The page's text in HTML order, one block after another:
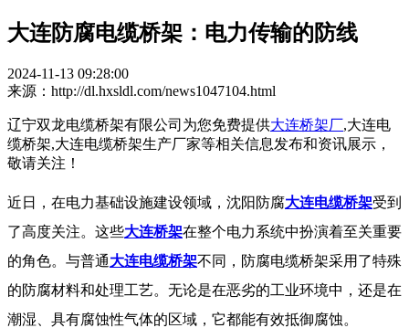
大连防腐电缆桥架：电力传输的防线
2024-11-13 09:28:00
来源：http://dl.hxsldl.com/news1047104.html
辽宁双龙电缆桥架有限公司为您免费提供大连桥架厂,大连电
缆桥架,大连电缆桥架生产厂家等相关信息发布和资讯展示，
敬请关注！
近日，在电力基础设施建设领域，沈阳防腐大连电缆桥架受到
了高度关注。这些大连桥架在整个电力系统中扮演着至关重要
的角色。与普通大连电缆桥架不同，防腐电缆桥架采用了特殊
的防腐材料和处理工艺。无论是在恶劣的工业环境中，还是在
潮湿、具有腐蚀性气体的区域，它都能有效抵御腐蚀。